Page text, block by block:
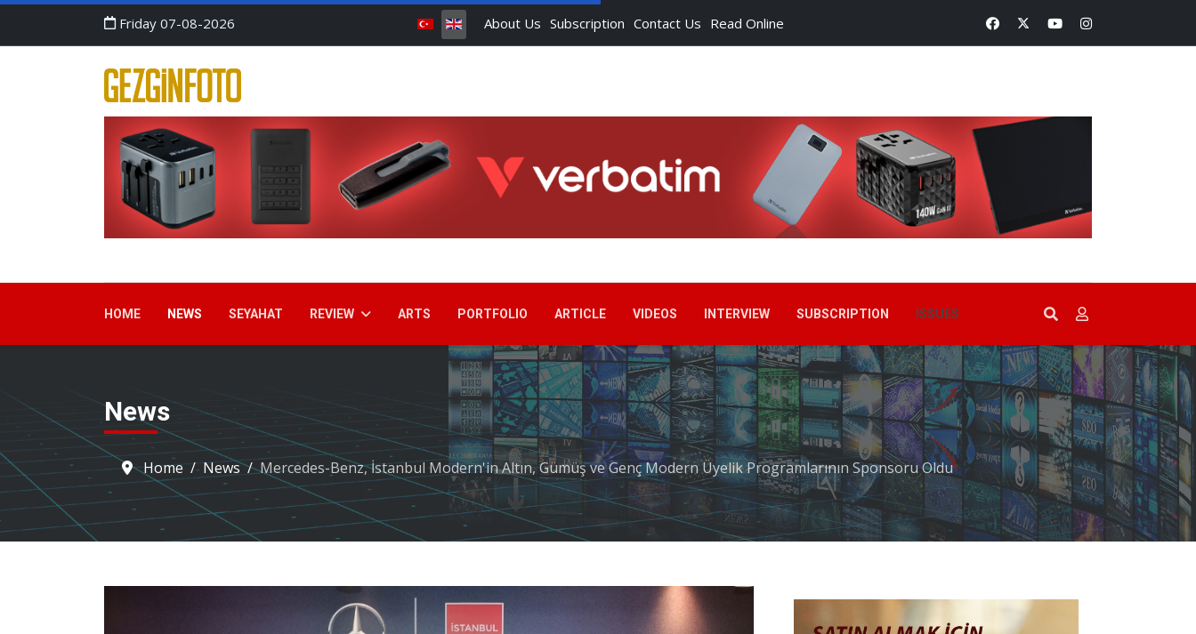
Friday 07-08-2026 About Us Subscription Contact Us Read Online
HOME NEWS SEYAHAT REVIEW ARTS PORTFOLIO ARTICLE VIDEOS INTERVIEW SUBSCRIPTION ISSUES
News
Home News Mercedes-Benz, İstanbul Modern'in Altın, Gümüş ve Genç Modern Üyelik Programlarının Sponsoru Oldu